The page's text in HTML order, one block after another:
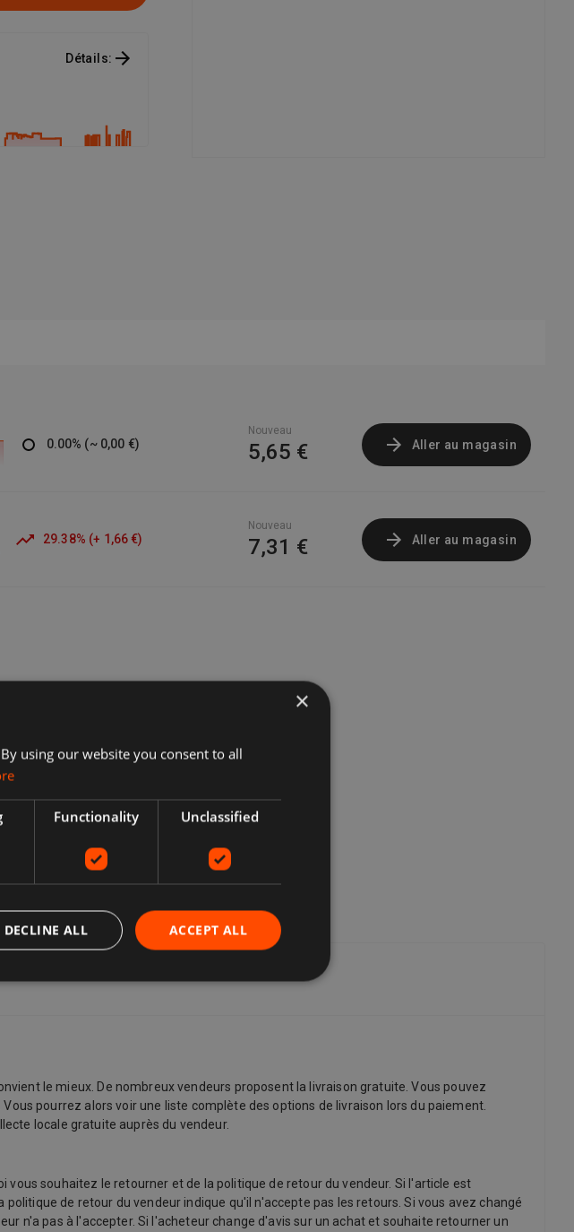
Détails:
0.00% (~ 0,00 €)
Nouveau
5,65 € Aller au magasin
29.38% (+ 1,66 €)
Nouveau
7,31 € Aller au magasin
le mieux. De nombreux vendeurs proposent la livraison gratuite. Vous pouvez
pourrez alors voir une liste complète des options de livraison lors du paiement.
locale gratuite auprès du vendeur.
souhaitez le retourner et de la politique de retour du vendeur. Si l'article est
de retour du vendeur indique qu'il n'accepte pas les retours. Si vous avez changé
n'a pas à l'accepter. Si l'acheteur change d'avis sur un achat et souhaite retourner un
×
using our website you consent to all
Functionality Unclassified
ACCEPT ALL
DECLINE ALL